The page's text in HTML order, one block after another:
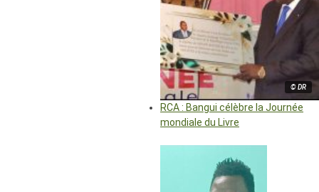
© DR
RCA : Bangui célèbre la Journée
mondiale du Livre